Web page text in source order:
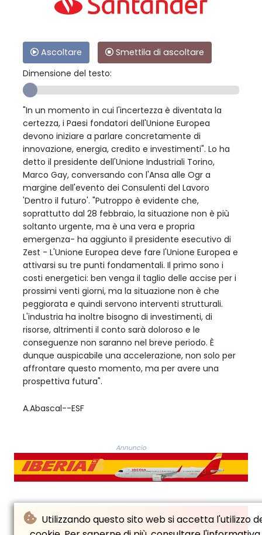
Utilizzando questo sito web si accetta l'utilizzo
Ascoltare
Smettila di ascoltare
Dimensione del testo:
"In un momento in cui l'incertezza è diventata la
certezza, i Paesi fondatori dell'Unione Europea
devono iniziare a parlare concretamente di
innovazione, energia, credito e investimenti". Lo ha
detto il presidente dell'Unione Industriali Torino,
Marco Gay, conversando con l'Ansa alle Ogr a
margine dell'evento dei Consulenti del Lavoro
'Dentro il futuro'. "Putroppo è evidente che,
soprattutto dal 28 febbraio, la situazione non è più
soltanto urgente, ma è una vera e propria
emergenza- ha aggiunto il presidente esecutivo di
Zest - L'Unione Europea deve fare l'Unione Europea e
attivarsi su tre punti fondamentali. Il primo sono i
costi energetici: ben venga il taglio delle accise per i
prossimi venti giorni, ma la situazione non è che
peggiorata e quindi servono interventi strutturali.
L'industria ha inoltre bisogno di investimenti, di
risorse, altrimenti il conto sarà doloroso e le
conseguenze non saranno nel breve periodo. È
dunque auspicabile una accelerazione, non solo per
affrontare questo momento, ma per avere una
prospettiva futura".
A.Abascal--ESF
Annuncio